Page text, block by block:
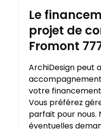
Le
projet de
Fromont
ArchiDesign peut
votre financement
Vous préférez
parfait pour nous.
éventuelles